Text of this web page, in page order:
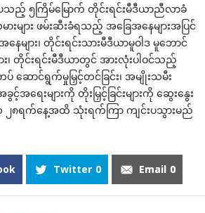
ည့် ၅ကြိမ်‌မြောက် တိုင်းရင်းမီဒီယာညီလာခံ
ျား ဖမ်းဆီးခံရသည့် အ‌ခြေအ‌နေများအပြင်
များ၊ တိုင်းရင်းသားမီဒီယာမူဝါဒ မူ‌ဘောင်
ား၊ တိုင်းရင်းမီဒီယာတွင် အားလုံးပါဝင်သည့်
ဆောင်ရွက်မှုမြှင့်တင်ခြင်း၊ အမျိုးသမီး
အ‌ရေးများကို တိုးမြှင့်ခြင်းများကို ‌ဆွေး‌နွေး
၂၈ရက်‌နေ့အထိ သုံးရက်ကြာ ကျင်းပသွားမည်
Twitter 0 Email 0